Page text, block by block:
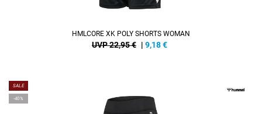
HMLCORE XK POLY SHORTS WOMAN
UVP 22,95 € | 9,18€
SALE
-40%